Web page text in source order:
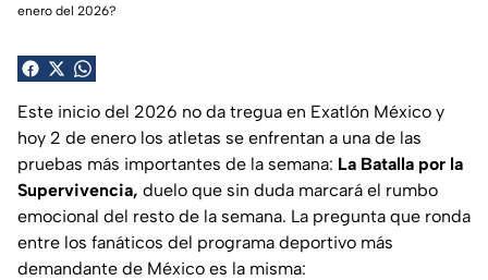
enero del 2026?
Este inicio del 2026 no da tregua en Exatlón México y
hoy 2 de enero los atletas se enfrentan a una de las
pruebas más importantes de la semana: La Batalla por la
Supervivencia, duelo que sin duda marcará el rumbo
emocional del resto de la semana. La pregunta que ronda
entre los fanáticos del programa deportivo más
demandante de México es la misma: